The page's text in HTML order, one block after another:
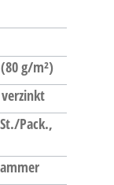
g/m²)
Pack.,